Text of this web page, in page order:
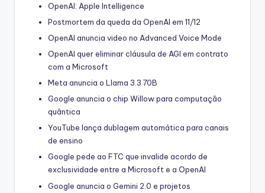
OpenAI: Apple Intelligence
Postmortem da queda da OpenAI em 11/12
OpenAI anuncia video no Advanced Voice Mode
OpenAI quer eliminar cláusula de AGI em contrato
com a Microsoft
Meta anuncia o Llama 3.3 70B
Google anuncia o chip Willow para computação
quântica
YouTube lança dublagem automática para canais
de ensino
Google pede ao FTC que invalide acordo de
exclusividade entre a Microsoft e a OpenAI
Google anuncia o Gemini 2.0 e projetos